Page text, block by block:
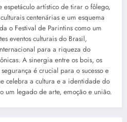
artístico de tirar o fôlego,
centenárias e um esquema
o Festival de Parintins como um
eventos culturais do Brasil,
para a riqueza do
A sinergia entre os bois, os
é crucial para o sucesso e
celebra a cultura e a identidade do
um legado de arte, emoção e união.